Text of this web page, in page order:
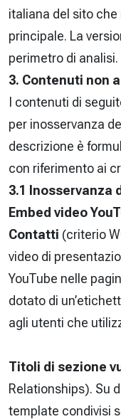
italiana del sito
principale. La
perimetro di analisi.
3. Contenuti non
I contenuti di
per inosservanza
descrizione è
con riferimento ai
3.1 Inosservanza
Embed video
Contatti (criterio
video di
YouTube nelle
dotato di
agli utenti che
Titoli di sezione
Relationships). Su
template condivisi